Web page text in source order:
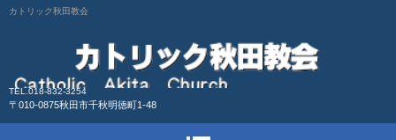
カトリック秋田教会
TEL.018-832-3254
〒010-0875秋田市千秋明徳町1-48